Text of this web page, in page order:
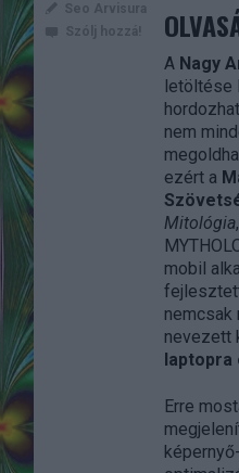
Seo Arvisura
Szólj hozzá!
A Nagy
letöltése
nem
ezért a
Mitológia
mobil
nemcsak
nevezett
laptopra
Erre